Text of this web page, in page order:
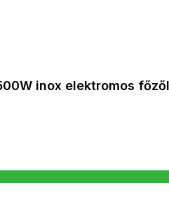
inox elektromos